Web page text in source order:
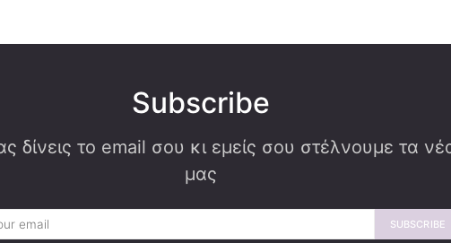
Subscribe
δίνεις το email σου κι εμείς σου στέλνουμε τα
μας
SUBSCRIBE